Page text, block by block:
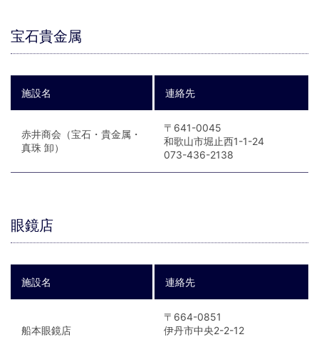
宝石貴金属
施設名 連絡先
赤井商会（宝石・貴金属・
真珠 卸）
〒641-0045
和歌山市堀止西1-1-24
073-436-2138
眼鏡店
施設名 連絡先
船本眼鏡店
〒664-0851
伊丹市中央2-2-12